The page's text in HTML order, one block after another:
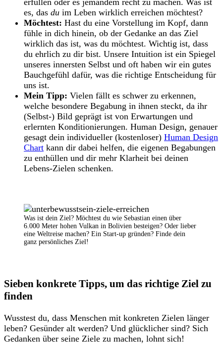
erfüllen oder es jemandem recht zu machen. Was ist
es, das du im Leben wirklich erreichen möchtest?
Möchtest: Hast du eine Vorstellung im Kopf, dann
fühle in dich hinein, ob der Gedanke an das Ziel
wirklich das ist, was du möchtest. Wichtig ist, dass
du ehrlich zu dir bist. Unsere Intuition ist ein Spiegel
unseres innersten Selbst und oft haben wir ein gutes
Bauchgefühl dafür, was die richtige Entscheidung für
uns ist.
Mein Tipp: Vielen fällt es schwer zu erkennen,
welche besondere Begabung in ihnen steckt, da ihr
(Selbst-) Bild geprägt ist von Erwartungen und
erlernten Konditionierungen. Human Design, genauer
gesagt dein individueller (kostenloser) Human Design
Chart kann dir dabei helfen, die eigenen Begabungen
zu enthüllen und dir mehr Klarheit bei deinen
Lebens-Zielen schenken.
Was ist dein Ziel? Möchtest du wie Sebastian einen über
6.000 Meter hohen Vulkan in Bolivien besteigen? Oder lieber
eine Weltreise machen? Ein Start-up gründen? Finde dein
ganz persönliches Ziel!
Sieben konkrete Tipps, um das richtige Ziel zu
finden
Wusstest du, dass Menschen mit konkreten Zielen länger
leben? Gesünder alt werden? Und glücklicher sind? Sich
Gedanken über seine Ziele zu machen, lohnt sich!